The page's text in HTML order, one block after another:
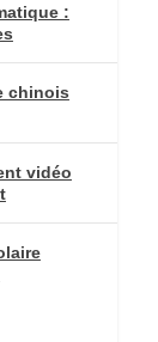
:
chinois
vidéo